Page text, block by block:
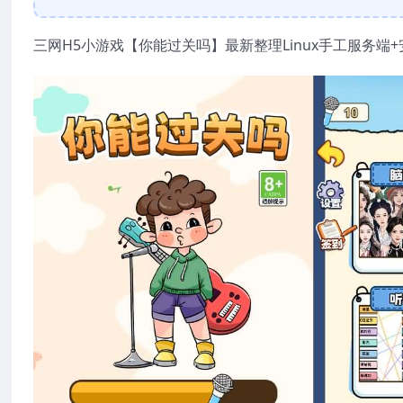
三网H5小游戏【你能过关吗】最新整理Linux手工服务端+